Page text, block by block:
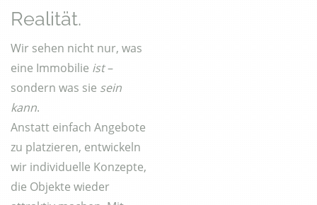
Realität.
Wir sehen nicht nur, was
eine Immobilie ist–
sondern was sie sein
kann.
Anstatt einfach Angebote
zu platzieren, entwickeln
wir individuelle Konzepte,
die Objekte wieder